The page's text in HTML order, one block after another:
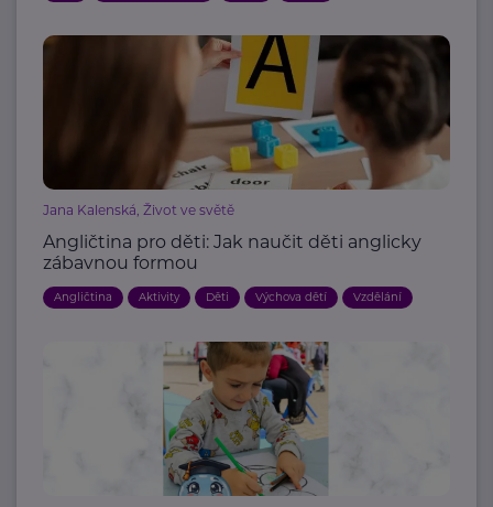
Jana Kalenská, Život ve světě
Angličtina pro děti: Jak naučit děti anglicky
zábavnou formou
Angličtina Aktivity Děti Výchova dětí Vzdělání